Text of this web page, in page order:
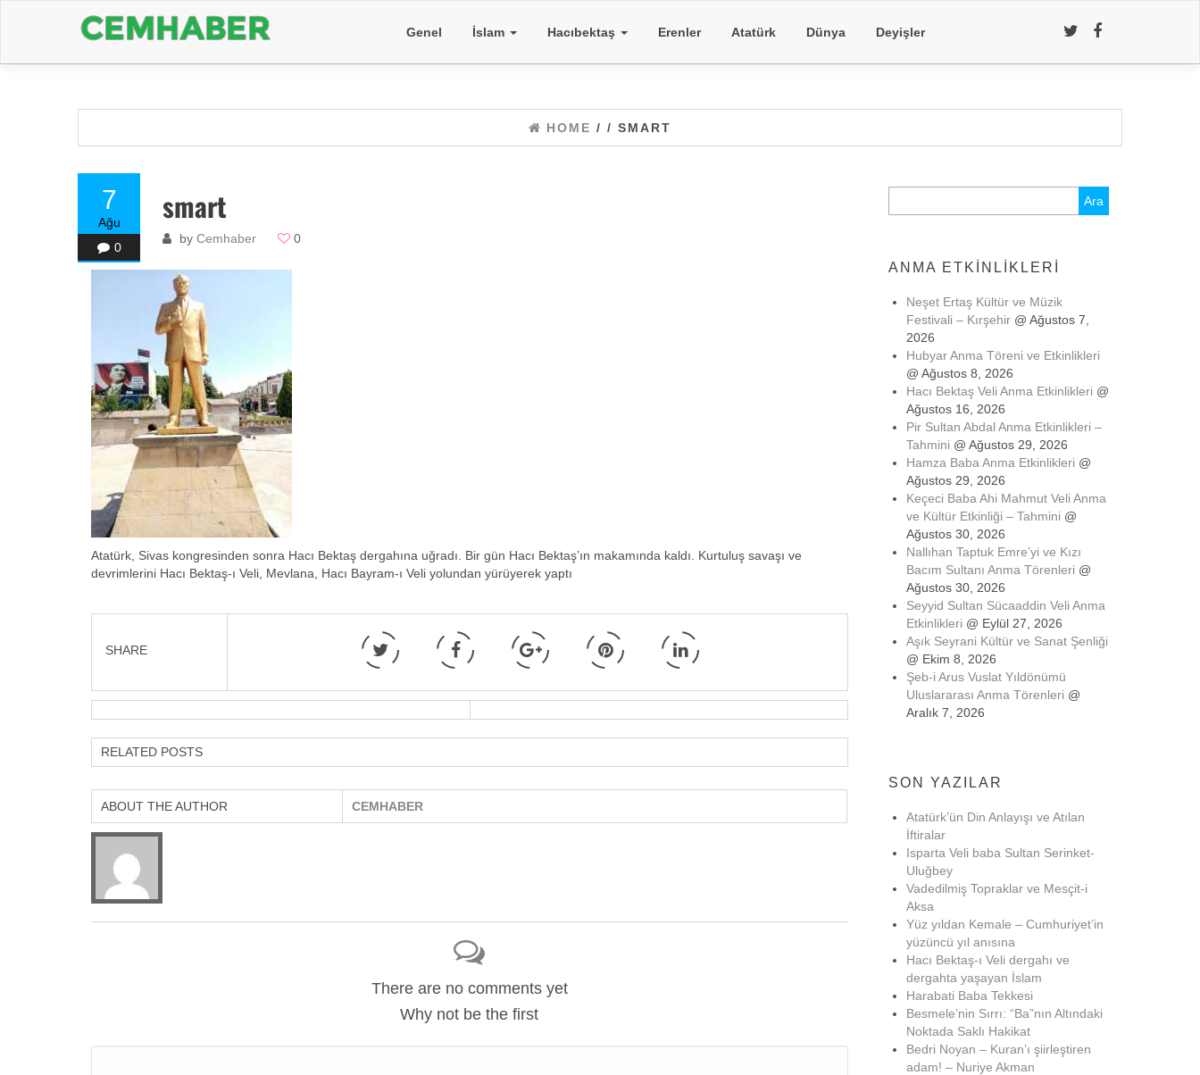
Genel İslam Hacıbektaş Erenler Atatürk Dünya Deyişler
HOME / / SMART
7
Ağu
0
smart
by Cemhaber 0
Atatürk, Sivas kongresinden sonra Hacı Bektaş dergahına uğradı. Bir gün Hacı Bektaş’ın makamında kaldı. Kurtuluş savaşı ve
devrimlerini Hacı Bektaş-ı Veli, Mevlana, Hacı Bayram-ı Veli yolundan yürüyerek yaptı
SHARE
RELATED POSTS
ABOUT THE AUTHOR CEMHABER
There are no comments yet
Why not be the first
ANMA ETKINLIKLERI
Neşet Ertaş Kültür ve Müzik
Festivali – Kırşehir@ Ağustos 7,
2026
Hubyar Anma Töreni ve Etkinlikleri
@ Ağustos 8, 2026
Hacı Bektaş Veli Anma Etkinlikleri @
Ağustos 16, 2026
Pir Sultan Abdal Anma Etkinlikleri –
Tahmini @ Ağustos 29, 2026
Hamza Baba Anma Etkinlikleri @
Ağustos 29, 2026
Keçeci Baba Ahi Mahmut Veli Anma
ve Kültür Etkinliği – Tahmini @
Ağustos 30, 2026
Nallıhan Taptuk Emre’yi ve Kızı
Bacım Sultanı Anma Törenleri @
Ağustos 30, 2026
Seyyid Sultan Sücaaddin Veli Anma
Etkinlikleri @ Eylül 27, 2026
Aşık Seyrani Kültür ve Sanat Şenliği
@ Ekim 8, 2026
Şeb-i Arus Vuslat Yıldönümü
Uluslararası Anma Törenleri @
Aralık 7, 2026
SON YAZILAR
Atatürk’ün Din Anlayışı ve Atılan
İftiralar
Isparta Veli baba Sultan Serinket-
Uluğbey
Vadedilmiş Topraklar ve Mesçit-i
Aksa
Yüz yıldan Kemale – Cumhuriyet’in
yüzüncü yıl anısına
Hacı Bektaş-ı Veli dergahı ve
dergahta yaşayan İslam
Harabati Baba Tekkesi
Besmele’nin Sırrı: “Ba”nın Altındaki
Noktada Saklı Hakikat
Bedri Noyan – Kuran’ı şiirleştiren
adam! – Nuriye Akman